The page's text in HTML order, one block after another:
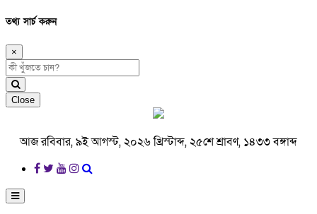
তথ্য সার্চ করুন
×
Close
আজ রবিবার, ৯ই আগস্ট, ২০২৬ খ্রিস্টাব্দ, ২৫শে শ্রাবণ, ১৪৩৩ বঙ্গাব্দ